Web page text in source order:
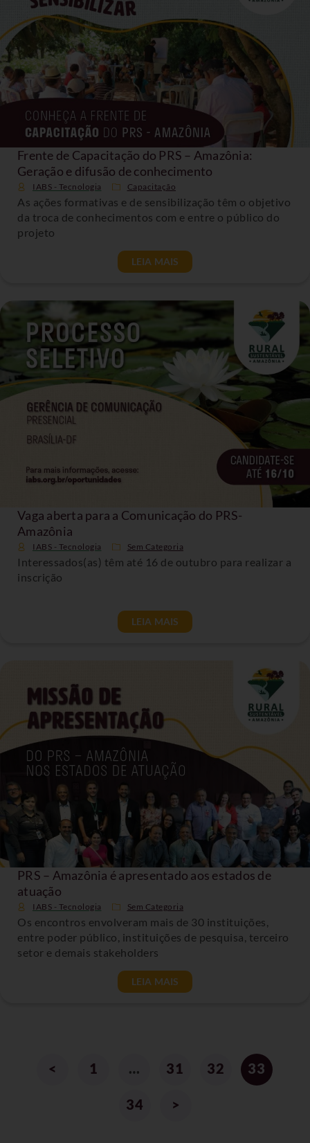
Frente de Capacitação do PRS – Amazônia:
Geração e difusão de conhecimento
IABS - Tecnologia Capacitação
As ações formativas e de sensibilização têm o objetivo
da troca de conhecimentos com e entre o público do
projeto
LEIA MAIS
Vaga aberta para a Comunicação do PRS-
Amazônia
IABS - Tecnologia Sem Categoria
Interessados(as) têm até 16 de outubro para realizar a
inscrição
LEIA MAIS
PRS – Amazônia é apresentado aos estados de
atuação
IABS - Tecnologia Sem Categoria
Os encontros envolveram mais de 30 instituições,
entre poder público, instituições de pesquisa, terceiro
setor e demais stakeholders
LEIA MAIS
< 1 … 31 32 33
34 >